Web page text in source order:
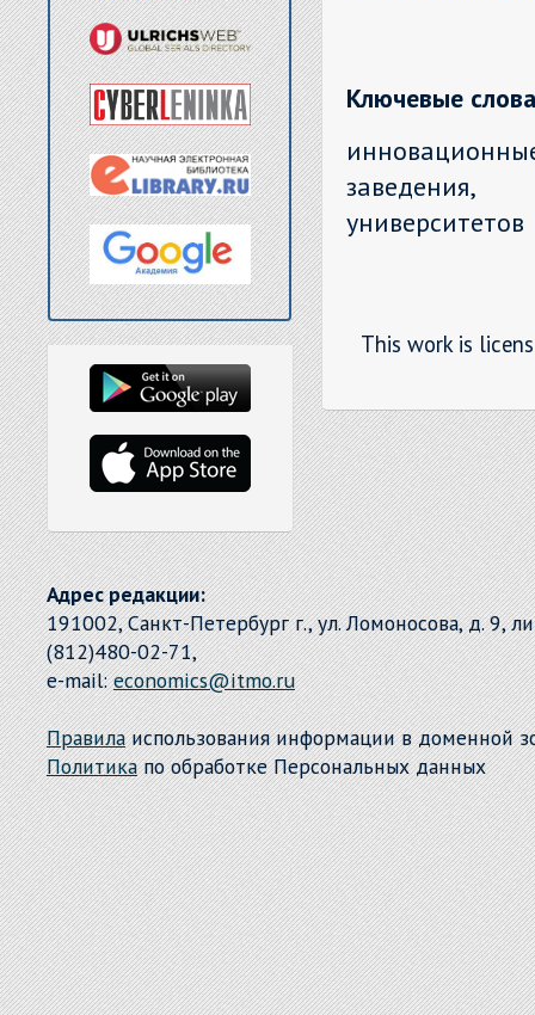
Ключевые
заведения,
университетов
This work is
Адрес редакции:
191002, Санкт-Петербург г., ул. Ломоносова, д. 9,
(812)480-02-71,
e-mail:economics@itmo.ru
Правилаиспользования информации в доменной
Политикапо обработке Персональных данных